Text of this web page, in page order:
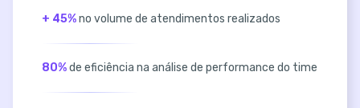
+ 45%no volume de atendimentos realizados
80%de eficiência na análise de performance do time